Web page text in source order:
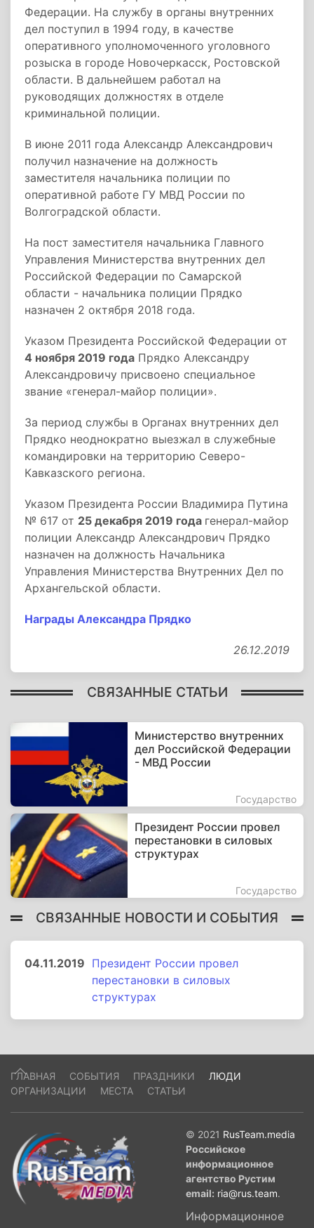
Федерации. На службу в органы внутренних
дел поступил в 1994 году, в качестве
оперативного уполномоченного уголовного
розыска в городе Новочеркасск, Ростовской
области. В дальнейшем работал на
руководящих должностях в отделе
криминальной полиции.
В июне 2011 года Александр Александрович
получил назначение на должность
заместителя начальника полиции по
оперативной работе ГУ МВД России по
Волгоградской области.
На пост заместителя начальника Главного
Управления Министерства внутренних дел
Российской Федерации по Самарской
области - начальника полиции Прядко
назначен 2 октября 2018 года.
Указом Президента Российской Федерации от
4 ноября 2019 года Прядко Александру
Александровичу присвоено специальное
звание «генерал-майор полиции».
За период службы в Органах внутренних дел
Прядко неоднократно выезжал в служебные
командировки на территорию Северо-
Кавказского региона.
Указом Президента России Владимира Путина
№ 617 от 25 декабря 2019 года генерал-майор
полиции Александр Александрович Прядко
назначен на должность Начальника
Управления Министерства Внутренних Дел по
Архангельской области.
Награды Александра Прядко
26.12.2019
СВЯЗАННЫЕ СТАТЬИ
Министерство внутренних
дел Российской Федерации
- МВД России
Государство
Президент России провел
перестановки в силовых
структурах
Государство
СВЯЗАННЫЕ НОВОСТИ И СОБЫТИЯ
04.11.2019 Президент России провел
перестановки в силовых
структурах
ГЛАВНАЯ СОБЫТИЯ ПРАЗДНИКИ
ЛЮДИ
ОРГАНИЗАЦИИ
МЕСТА СТАТЬИ
© 2021 RusTeam.media
Российское
информационное
агентство Рустим
email: ria@rus.team.
Информационное